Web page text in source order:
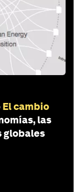
El cambio
las
globales